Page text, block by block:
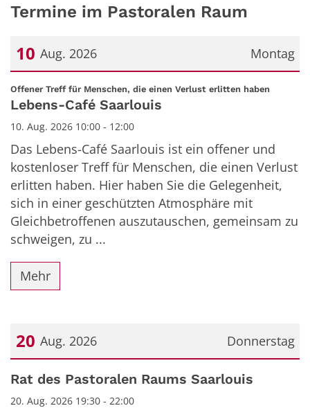
Termine im Pastoralen Raum
Montag
10 Aug. 2026
Datum: 10. August 2026
Offener Treff für Menschen, die einen Verlust erlitten haben
Lebens-Café Saarlouis
10. Aug. 2026 10:00 - 12:00
Das Lebens-Café Saarlouis ist ein offener und
kostenloser Treff für Menschen, die einen Verlust
erlitten haben. Hier haben Sie die Gelegenheit,
sich in einer geschützten Atmosphäre mit
Gleichbetroffenen auszutauschen, gemeinsam zu
schweigen, zu ...
Mehr
Donnerstag
20 Aug. 2026
Datum: 20. August 2026
Rat des Pastoralen Raums Saarlouis
20. Aug. 2026 19:30 - 22:00